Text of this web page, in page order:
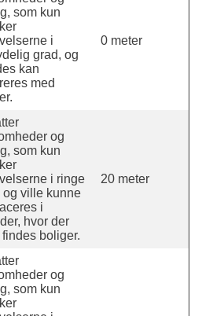
som kun
i
grad, og
kan
med
0 meter
og
som kun
i ringe
og ville kunne
i
hvor der
boliger.
20 meter
og
som kun